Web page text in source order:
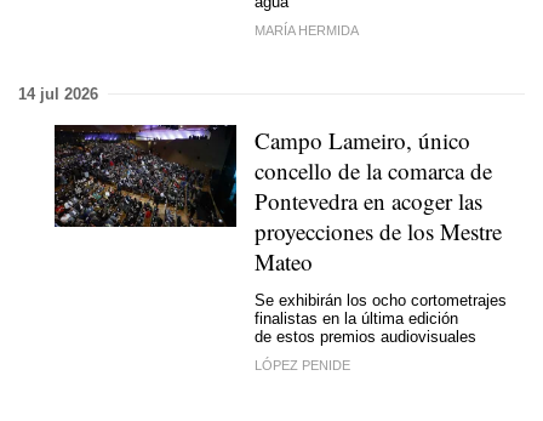
MARÍA HERMIDA
14 jul 2026
Campo Lameiro, único
concello de la comarca de
Pontevedra en acoger las
proyecciones de los Mestre
Mateo
Se exhibirán los ocho cortometrajes
finalistas en la última edición
de estos premios audiovisuales
LÓPEZ PENIDE